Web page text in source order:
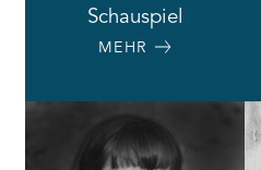
Schauspiel
MEHR